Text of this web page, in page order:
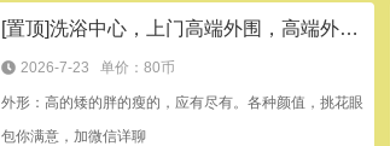
[置顶]洗浴中心，上门高端外围，高端外模，低端均可安排，西安上百家东南西北都能安排
2026-7-23 单价：80币
外形：高的矮的胖的瘦的，应有尽有。各种颜值，挑花眼
包你满意，加微信详聊